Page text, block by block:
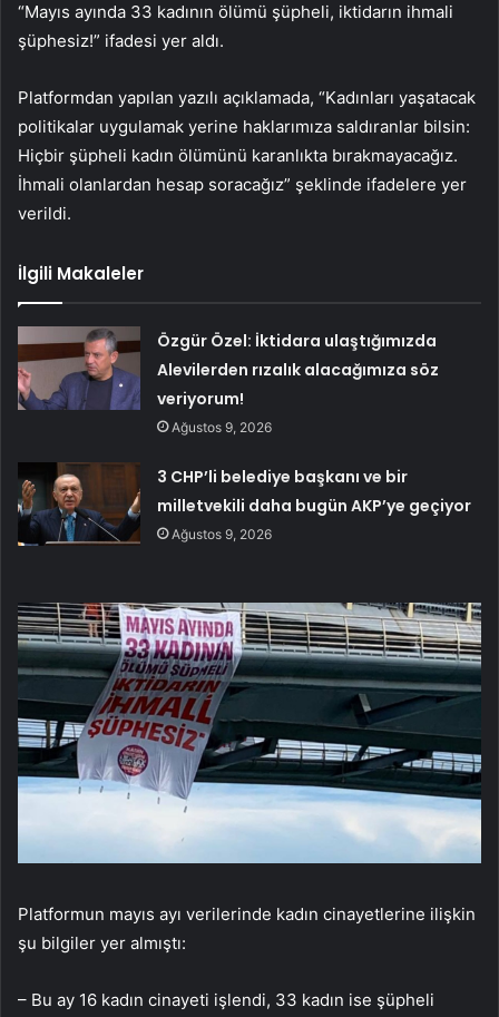
“Mayıs ayında 33 kadının ölümü şüpheli, iktidarın ihmali
şüphesiz!” ifadesi yer aldı.
Platformdan yapılan yazılı açıklamada, “Kadınları yaşatacak
politikalar uygulamak yerine haklarımıza saldıranlar bilsin:
Hiçbir şüpheli kadın ölümünü karanlıkta bırakmayacağız.
İhmali olanlardan hesap soracağız” şeklinde ifadelere yer
verildi.
İlgili Makaleler
Özgür Özel: İktidara ulaştığımızda
Alevilerden rızalık alacağımıza söz
veriyorum!
Ağustos 9, 2026
3 CHP’li belediye başkanı ve bir
milletvekili daha bugün AKP’ye geçiyor
Ağustos 9, 2026
Platformun mayıs ayı verilerinde kadın cinayetlerine ilişkin
şu bilgiler yer almıştı:
– Bu ay 16 kadın cinayeti işlendi, 33 kadın ise şüpheli